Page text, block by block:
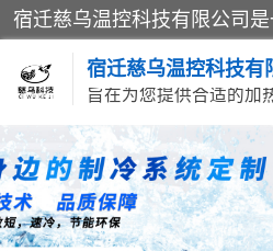
宿迁慈乌温控科技有
旨在为您提供合适的加
冷水机
导热油加热器